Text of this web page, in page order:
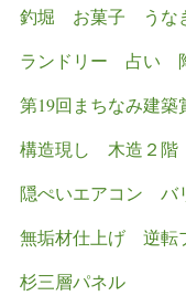
釣堀
お菓子 うな
ランドリー
占い
第19回まちなみ建
構造現し
木造２階
隠ぺいエアコン
バ
無垢材仕上げ
逆転
杉三層パネル